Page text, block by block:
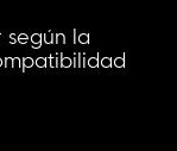
según la